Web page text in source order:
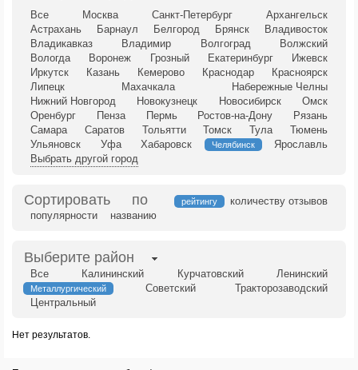
Все Москва Санкт-Петербург
Архангельск
Астрахань
Барнаул Белгород Брянск
Владивосток
Владикавказ
Владимир Волгоград
Волжский
Вологда
Воронеж Грозный Екатеринбург
Ижевск
Иркутск
Казань Кемерово Краснодар
Красноярск
Липецк
Махачкала
Набережные Челны
Нижний Новгород
Новокузнецк Новосибирск
Омск
Оренбург
Пенза Пермь Ростов-на-Дону
Рязань
Самара
Саратов Тольятти Томск Тула
Тюмень
Ульяновск
Уфа Хабаровск Челябинск
Ярославль
Выбрать другой город
Сортировать по рейтингу
количеству отзывов
популярности
названию
Выберите район
Все Калининский Курчатовский Ленинский
Металлургический Советский
Тракторозаводский
Центральный
Нет результатов.